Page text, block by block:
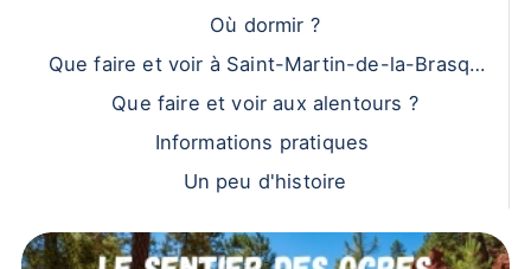
Où dormir ?
Que faire et voir à Saint-Martin-de-la-Brasqu
e ?
Que faire et voir aux alentours ?
Informations pratiques
Un peu d'histoire